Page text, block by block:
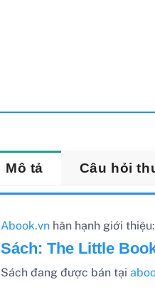
Mô tả Câu hỏi
Abook.vnhân hạnh giới thiệu:
Sách: The Little
Sách đang được bán tại